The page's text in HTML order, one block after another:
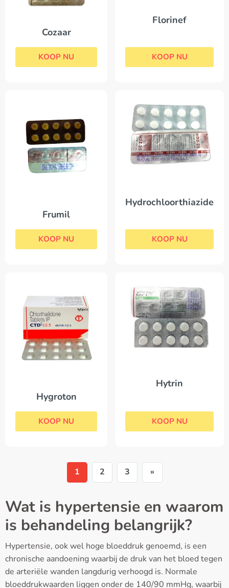
Cozaar
KOOP NU
Florinef
KOOP NU
Frumil
KOOP NU
Hydrochloorthiazide
KOOP NU
Hygroton
KOOP NU
Hytrin
KOOP NU
1 2 3 »
Wat is hypertensie en waarom
is behandeling belangrijk?
Hypertensie, ook wel hoge bloeddruk genoemd, is een
chronische aandoening waarbij de druk van het bloed tegen
de arteriële wanden langdurig verhoogd is. Normale
bloeddrukwaarden liggen onder de 140/90 mmHg, waarbij